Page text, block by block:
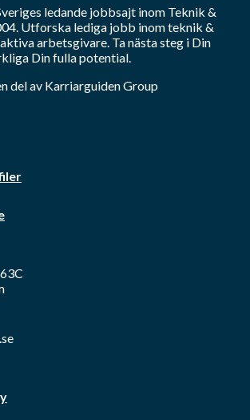
ledande jobbsajt inom Teknik &
Utforska lediga jobb inomteknik &
arbetsgivare. Ta nästa steg i Din
Din fulla potential.
del av Karriarguiden Group